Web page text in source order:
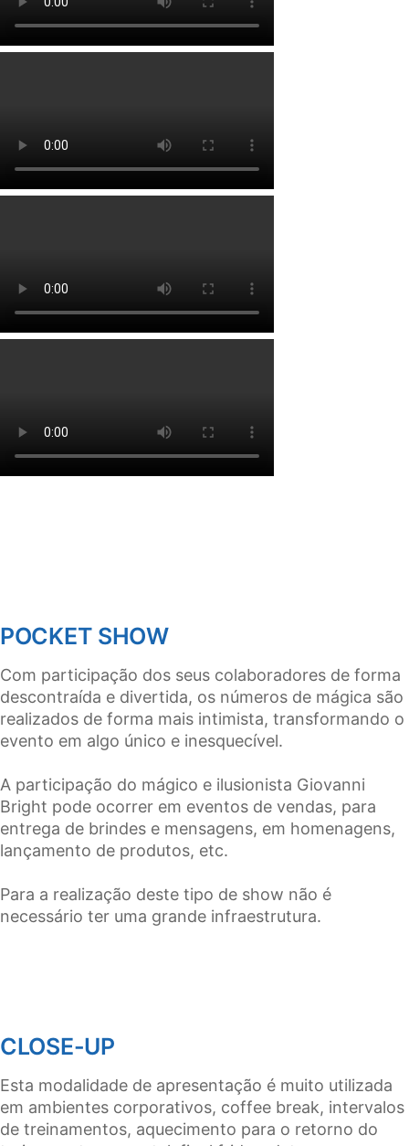
POCKET SHOW
Com participação dos seus colaboradores de forma
descontraída e divertida, os números de mágica são
realizados de forma mais intimista, transformando o
evento em algo único e inesquecível.
A participação do mágico e ilusionista Giovanni
Bright pode ocorrer em eventos de vendas, para
entrega de brindes e mensagens, em homenagens,
lançamento de produtos, etc.
Para a realização deste tipo de show não é
necessário ter uma grande infraestrutura.
CLOSE-UP
Esta modalidade de apresentação é muito utilizada
em ambientes corporativos, coffee break, intervalos
de treinamentos, aquecimento para o retorno do